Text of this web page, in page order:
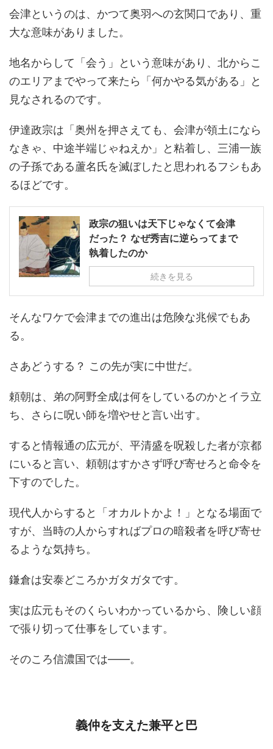
会津というのは、かつて奥羽への玄関口であり、重
大な意味がありました。
地名からして「会う」という意味があり、北からこ
のエリアまでやって来たら「何かやる気がある」と
見なされるのです。
伊達政宗は「奥州を押さえても、会津が領土になら
なきゃ、中途半端じゃねえか」と粘着し、三浦一族
の子孫である蘆名氏を滅ぼしたと思われるフシもあ
るほどです。
政宗の狙いは天下じゃなくて会津
だった？ なぜ秀吉に逆らってまで
執着したのか
続きを見る
そんなワケで会津までの進出は危険な兆候でもあ
る。
さあどうする？ この先が実に中世だ。
頼朝は、弟の阿野全成は何をしているのかとイラ立
ち、さらに呪い師を増やせと言い出す。
すると情報通の広元が、平清盛を呪殺した者が京都
にいると言い、頼朝はすかさず呼び寄せろと命令を
下すのでした。
現代人からすると「オカルトかよ！」となる場面で
すが、当時の人からすればプロの暗殺者を呼び寄せ
るような気持ち。
鎌倉は安泰どころかガタガタです。
実は広元もそのくらいわかっているから、険しい顔
で張り切って仕事をしています。
そのころ信濃国では――。
義仲を支えた兼平と巴